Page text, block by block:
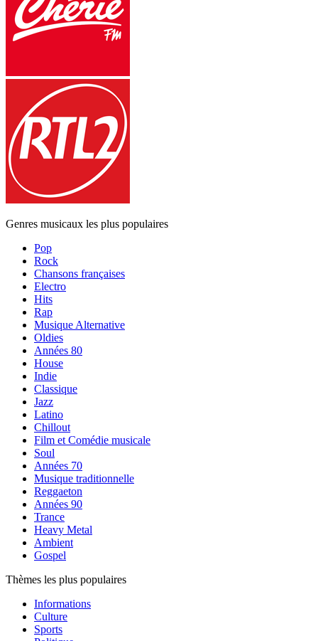
Genres musicaux les plus populaires
Pop
Rock
Chansons françaises
Electro
Hits
Rap
Musique Alternative
Oldies
Années 80
House
Indie
Classique
Jazz
Latino
Chillout
Film et Comédie musicale
Soul
Années 70
Musique traditionnelle
Reggaeton
Années 90
Trance
Heavy Metal
Ambient
Gospel
Thèmes les plus populaires
Informations
Culture
Sports